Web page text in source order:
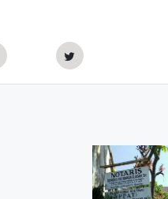
dan PPAT "Georgius Ivo
Mungkid, Magelang